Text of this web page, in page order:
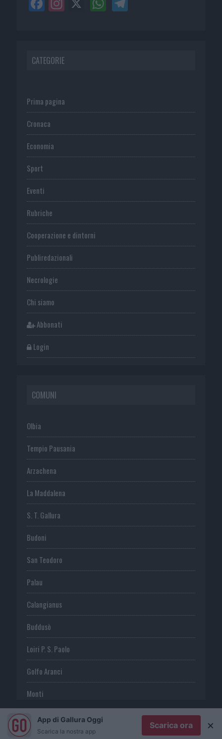
CATEGORIE
Prima pagina
Cronaca
Economia
Sport
Eventi
Rubriche
Cooperazione e dintorni
Publiredazionali
Necrologie
Chi siamo
Abbonati
Login
COMUNI
Olbia
Tempio Pausania
Arzachena
La Maddalena
S. T. Gallura
Budoni
San Teodoro
Palau
Calangianus
Buddusò
Loiri P. S. Paolo
Golfo Aranci
Monti
TeltiApp di Gallura Oggi
Scarica la nostra app
Scarica ora ×